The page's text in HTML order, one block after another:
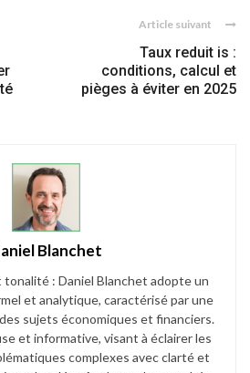
Article suivant
Taux reduit is :
conditions, calcul et
pièges à éviter en 2025
Blanchet
: Daniel Blanchet adopte un
et analytique, caractérisé par une
sujets économiques et financiers.
et informative, visant à éclairer les
complexes avec clarté et